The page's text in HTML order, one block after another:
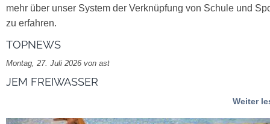
mehr über unser System der Verknüpfung von Schule und
zu erfahren.
TOPNEWS
Montag, 27. Juli 2026 von ast
JEM FREIWASSER
Weiter